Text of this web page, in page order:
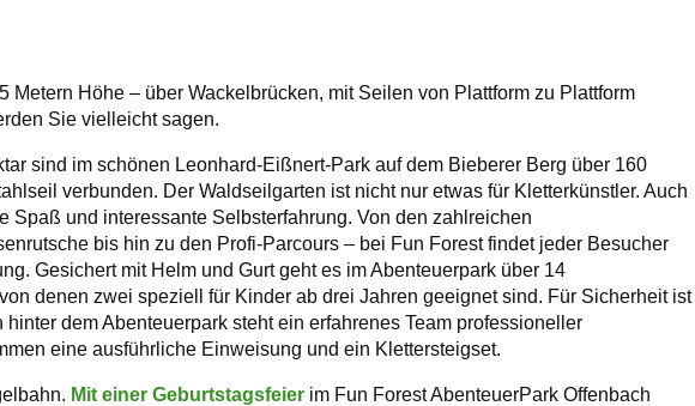
Metern Höhe – über Wackelbrücken, mit Seilen von Plattform zu Plattform
Sie vielleicht sagen.
sind im schönen Leonhard-Eißnert-Park auf dem Bieberer Berg über 160
verbunden. Der Waldseilgarten ist nicht nur etwas für Kletterkünstler. Auch
Spaß und interessante Selbsterfahrung. Von den zahlreichen
bis hin zu den Profi-Parcours – bei Fun Forest findet jeder Besucher
Gesichert mit Helm und Gurt geht es im Abenteuerpark über 14
denen zwei speziell für Kinder ab drei Jahren geeignet sind. Für Sicherheit ist
dem Abenteuerpark steht ein erfahrenes Team professioneller
eine ausführliche Einweisung und ein Klettersteigset.
Mit einer Geburtstagsfeier im Fun Forest AbenteuerPark Offenbach